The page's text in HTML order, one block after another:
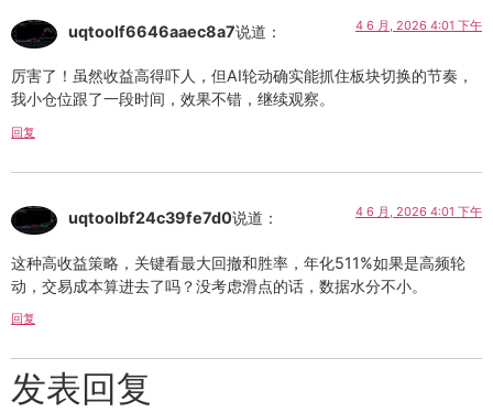
uqtoolf6646aaec8a7说道： 4 6 月, 2026 4:01 下午
厉害了！虽然收益高得吓人，但AI轮动确实能抓住板块切换的节奏，
我小仓位跟了一段时间，效果不错，继续观察。
回复
uqtoolbf24c39fe7d0说道： 4 6 月, 2026 4:01 下午
这种高收益策略，关键看最大回撤和胜率，年化511%如果是高频轮
动，交易成本算进去了吗？没考虑滑点的话，数据水分不小。
回复
发表回复